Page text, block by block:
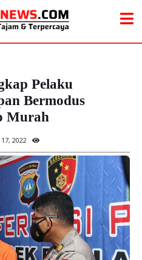
Pelaku
Bermodus
Murah
2022